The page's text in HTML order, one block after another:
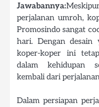
Jawabannya:
perjalanan umroh,
Promosindo sangat
hari. Dengan desain
koper-koper ini
dalam kehidupan
kembali dari
Dalam persiapan